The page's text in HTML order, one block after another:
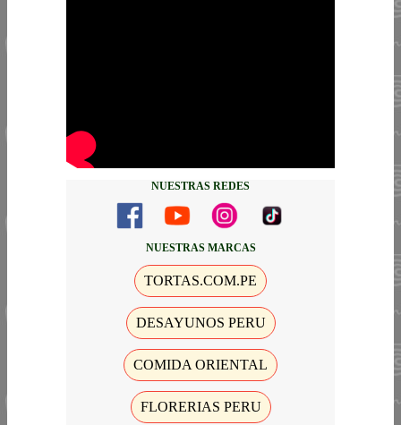
NUESTRAS REDES
NUESTRAS MARCAS
TORTAS.COM.PE
DESAYUNOS PERU
COMIDA ORIENTAL
FLORERIAS PERU